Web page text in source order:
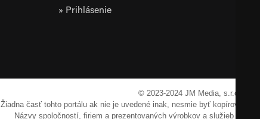
Prihlásenie
© 2023-2024 JM Media, s.r.o.
Žiadna časť tohto portálu ak nie je uvedené inak, nesmie byť kopírovaná,
Názvy spoločností, firiem a prezentovaných výrobkov a služieb môžu